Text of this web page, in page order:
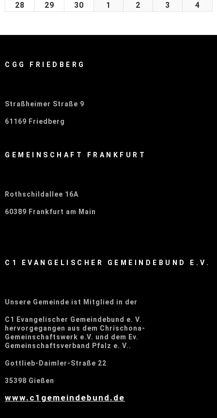
28
29 30 1 2 3 4
CGG FRIEDBERG
Straßheimer Straße 9
61169 Friedberg
GEMEINSCHAFT FRANKFURT
Rothschildallee 16A
60389 Frankfurt am Main
C1 EVANGELISCHER GEMEINDEBUND E.V.
Unsere Gemeinde ist Mitglied in der
C1 Evangelischer Gemeindebund e. V.
hervorgegangen aus dem Chrischona-
Gemeinschaftswerk e.V. und dem Ev.
Gemeinschaftsverband Pfalz e. V..
Gottlieb-Daimler-Straße 22
35398 Gießen
www.c1gemeindebund.de